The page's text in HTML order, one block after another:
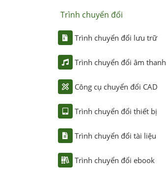
Trình chuyển đổi
Trình chuyển đổi lưu trữ
Trình chuyển đổi âm thanh
Công cụ chuyển đổi CAD
Trình chuyển đổi thiết bị
Trình chuyển đổi tài liệu
Trình chuyển đổi ebook